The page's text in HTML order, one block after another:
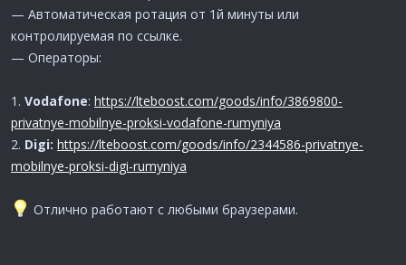
— Автоматическая ротация от 1й минуты или
контролируемая по ссылке.
— Операторы:
1. Vodafone: https://lteboost.com/goods/info/3869800-
privatnye-mobilnye-proksi-vodafone-rumyniya
2. Digi: https://lteboost.com/goods/info/2344586-privatnye-
mobilnye-proksi-digi-rumyniya
Отлично работают с любыми браузерами.